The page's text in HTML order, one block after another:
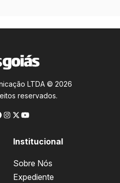
LTDA © 2026
reservados.
Institucional
Sobre Nós
Expediente